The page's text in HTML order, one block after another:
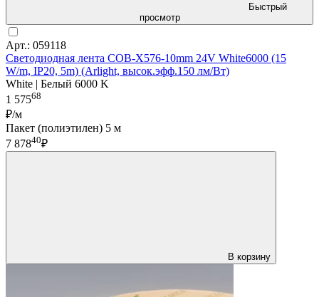
Быстрый
просмотр
Арт.: 059118
Светодиодная лента COB-X576-10mm 24V White6000 (15
W/m, IP20, 5m) (Arlight, высок.эфф.150 лм/Вт)
White | Белый 6000 K
1 57568
₽/м
Пакет (полиэтилен) 5 м
7 87840₽
В корзину